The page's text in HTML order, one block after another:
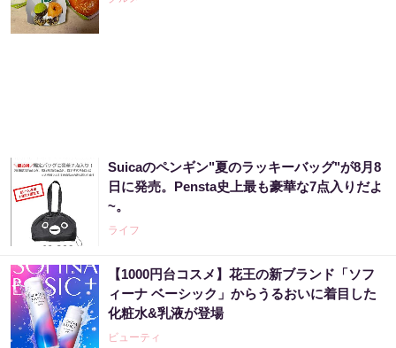
Suicaのペンギン"夏のラッキーバッグ"が8月8
日に発売。Pensta史上最も豪華な7点入りだよ
~。
ライフ
【1000円台コスメ】花王の新ブランド「ソフ
ィーナ ベーシック」からうるおいに着目した
化粧水&乳液が登場
ビューティ